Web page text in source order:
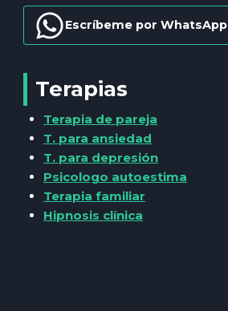
Escríbeme por WhatsApp
Terapias
Terapia de pareja
T. para ansiedad
T. para depresión
Psicologo autoestima
Terapia familiar
Hipnosis clínica